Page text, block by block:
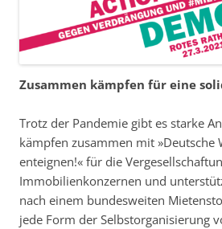
Zusammen kämpfen für eine
Trotz der Pandemie gibt es starke
kämpfen zusammen mit »Deutsche
enteignen!« für die
Immobilienkonzernen und
nach einem bundesweiten
jede Form der Selbstorganisierung